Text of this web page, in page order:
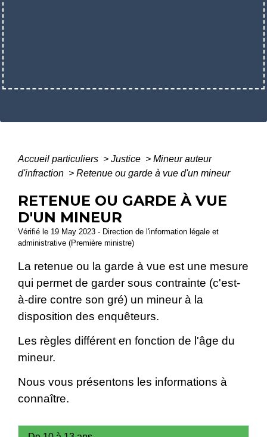
Accueil particuliers > Justice > Mineur auteur
d'infraction > Retenue ou garde à vue d'un mineur
RETENUE OU GARDE À VUE
D'UN MINEUR
Vérifié le 19 May 2023 - Direction de l'information légale et
administrative (Première ministre)
La retenue ou la garde à vue est une mesure
qui permet de garder sous contrainte (c'est-
à-dire contre son gré) un mineur à la
disposition des enquêteurs.
Les règles différent en fonction de l'âge du
mineur.
Nous vous présentons les informations à
connaître.